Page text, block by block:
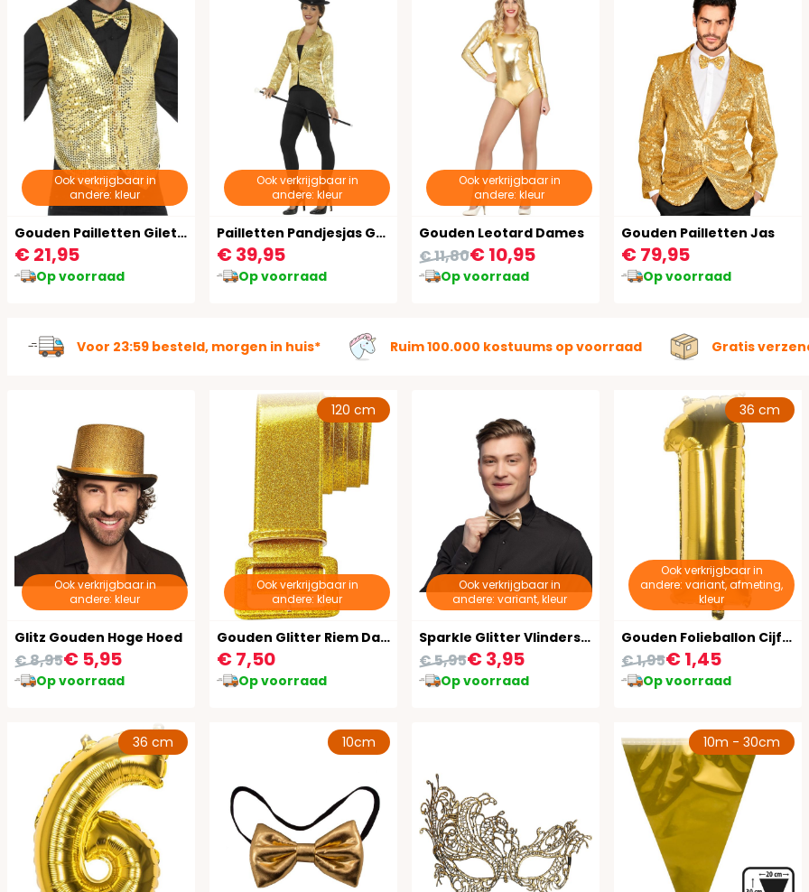
Ook verkrijgbaar in
andere: kleur
Gouden Pailletten Giletje
€ 21,95
Op voorraad
Ook verkrijgbaar in
andere: kleur
Pailletten Pandjesjas Goud
€ 39,95
Op voorraad
Ook verkrijgbaar in
andere: kleur
Gouden Leotard Dames
€ 10,95
€ 11,80
Op voorraad
Gouden Pailletten Jas
€ 79,95
Op voorraad
Voor 23:59 besteld, morgen in huis* Ruim 100.000 kostuums op voorraad Gratis
Ook verkrijgbaar in
andere: kleur
Glitz Gouden Hoge Hoed
€ 5,95
€ 8,95
Op voorraad
Ook verkrijgbaar in
andere: kleur
120 cm
Gouden Glitter Riem Dames
€ 7,50
Op voorraad
Ook verkrijgbaar in
andere: variant, kleur
Sparkle Glitter Vlinderstrik Goud
€ 3,95
€ 5,95
Op voorraad
Ook verkrijgbaar in
andere: variant, afmeting,
kleur
36 cm
Gouden Folieballon Cijfer 1
€ 1,45
€ 1,95
Op voorraad
36 cm 10cm 10m - 30cm